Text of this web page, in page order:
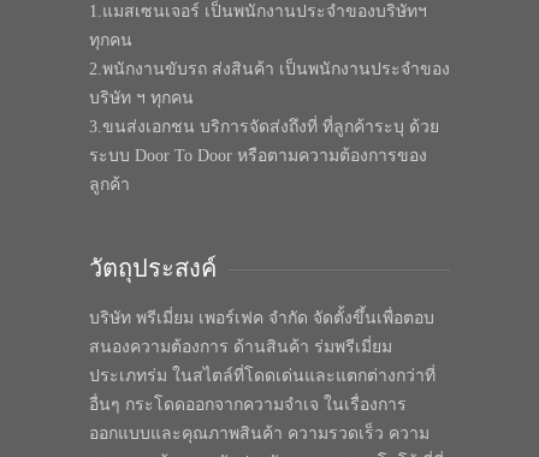
1.แมสเซนเจอร์ เป็นพนักงานประจำของบริษัทฯ
ทุกคน
2.พนักงานขับรถ ส่งสินค้า เป็นพนักงานประจำของ
บริษัท ฯ ทุกคน
3.ขนส่งเอกชน บริการจัดส่งถึงที่ ที่ลูกค้าระบุ ด้วย
ระบบ Door To Door หรือตามความต้องการของ
ลูกค้า
วัตถุประสงค์
บริษัท พรีเมี่ยม เพอร์เฟค จำกัด จัดตั้งขึ้นเพื่อตอบ
สนองความต้องการ ด้านสินค้า ร่มพรีเมี่ยม
ประเภทร่ม ในสไตล์ที่โดดเด่นและแตกต่างกว่าที่
อื่นๆ กระโดดออกจากความจำเจ ในเรื่องการ
ออกแบบและคุณภาพสินค้า ความรวดเร็ว ความ